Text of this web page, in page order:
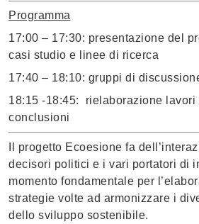
Programma
17:00 – 17:30: presentazione del
casi studio e linee di ricerca
17:40 – 18:10: gruppi di
18:15 -18:45: rielaborazione lavori
conclusioni
Il progetto Ecoesione fa
decisori politici e i vari portatori di
momento fondamentale per
strategie volte ad armonizzare i
dello sviluppo sostenibile.